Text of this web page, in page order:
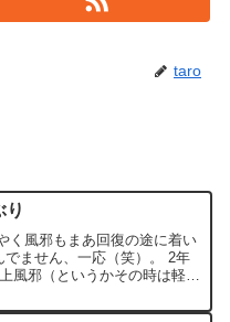
taro
り
く風邪もまあ回復の途に着い
ません、一応（笑）。 2年
風邪（というかその時は軽く